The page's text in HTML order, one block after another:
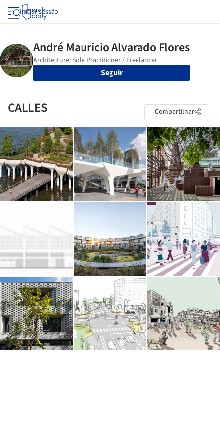
Iniciar sessão
Seguir
CALLES Compartilhar